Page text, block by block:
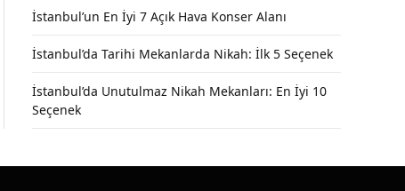
İstanbul’un En İyi 7 Açık Hava Konser Alanı
İstanbul’da Tarihi Mekanlarda Nikah: İlk 5 Seçenek
İstanbul’da Unutulmaz Nikah Mekanları: En İyi 10
Seçenek